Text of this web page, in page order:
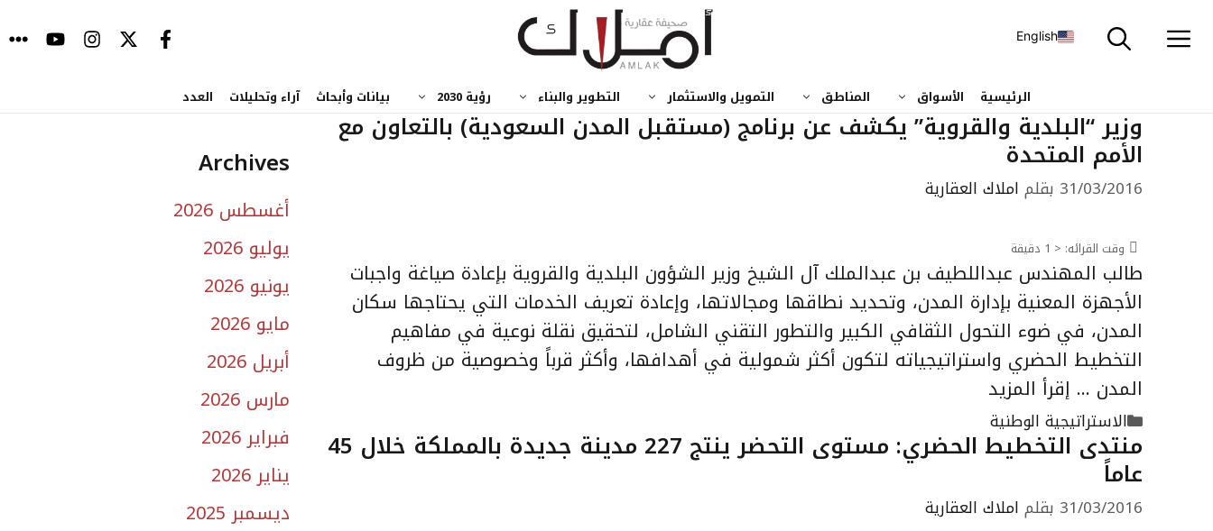
إلى
English
الرئيسية الأسواق المناطق التمويل والاستثمار التطوير والبناء رؤية 2030 بيانات وأبحاث آراء وتحليلات العدد
وزير “البلدية والقروية” يكشف عن برنامج (مستقبل المدن السعودية) بالتعاون مع
الأمم المتحدة
31/03/2016 بقلم املاك العقارية
وقت القرائه: < 1 دقيقة
طالب المهندس عبداللطيف بن عبدالملك آل الشيخ وزير الشؤون البلدية والقروية بإعادة صياغة واجبات
الأجهزة المعنية بإدارة المدن، وتحديد نطاقها ومجالاتها، وإعادة تعريف الخدمات التي يحتاجها سكان
المدن، في ضوء التحول الثقافي الكبير والتطور التقني الشامل، لتحقيق نقلة نوعية في مفاهيم
التخطيط الحضري واستراتيجياته لتكون أكثر شمولية في أهدافها، وأكثر قرباً وخصوصية من ظروف
المدن … إقرأ المزيد
التصنيفات
الاستراتيجية الوطنية
منتدى التخطيط الحضري: مستوى التحضر ينتج 227 مدينة جديدة بالمملكة خلال 45
عاماً
31/03/2016 بقلم املاك العقارية
Archives
أغسطس 2026
يوليو 2026
يونيو 2026
مايو 2026
أبريل 2026
مارس 2026
فبراير 2026
يناير 2026
ديسمبر 2025